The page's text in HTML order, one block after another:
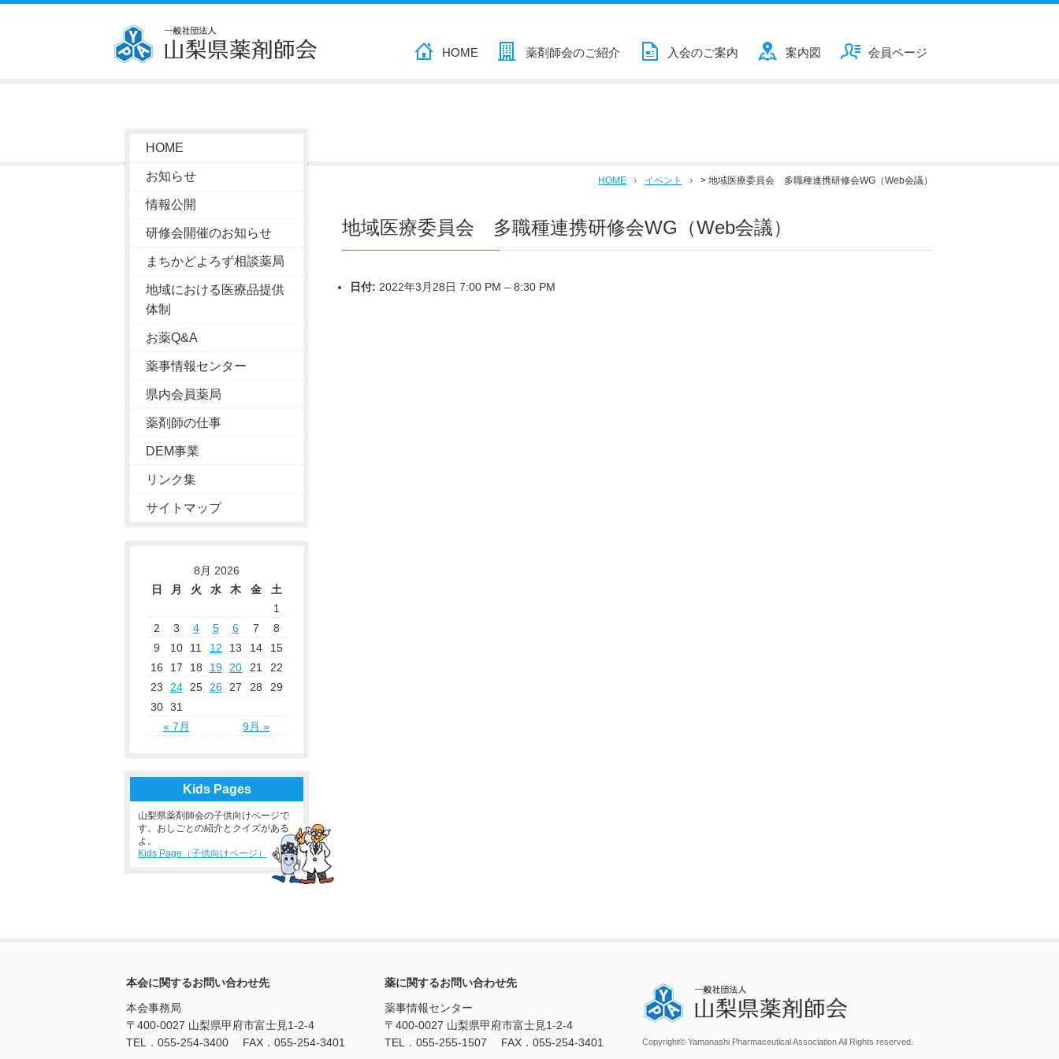
HOME 薬剤師会のご紹介 入会のご案内 案内図 会員ページ
HOME イベント > 地域医療委員会 多職種連携研修会WG（Web会議）
HOME
お知らせ
情報公開
研修会開催のお知らせ
まちかどよろず相談薬局
地域における医療品提供
体制
お薬Q&A
薬事情報センター
県内会員薬局
薬剤師の仕事
DEM事業
リンク集
サイトマップ
8月 2026
日
月 火 水 木 金
土
1
2
3 4 5 6 7
8
9
10 11 12 13 14
15
16
17 18 19 20 21
22
23
24 25 26 27 28
29
30 31
« 7月
9月 »
Kids Pages
山梨県薬剤師会の子供向けページで
す。おしごとの紹介とクイズがある
よ。
Kids Page（子供向けページ）
地域医療委員会 多職種連携研修会WG（Web会議）
日付: 2022年3月28日 7:00 PM – 8:30 PM
本会に関するお問い合わせ先
本会事務局
〒400-0027 山梨県甲府市富士見1-2-4
TEL．055-254-3400 FAX．055-254-3401
薬に関するお問い合わせ先
薬事情報センター
〒400-0027 山梨県甲府市富士見1-2-4
TEL．055-255-1507 FAX．055-254-3401
Copyright© Yamanashi Pharmaceutical Association All Rights reserved.